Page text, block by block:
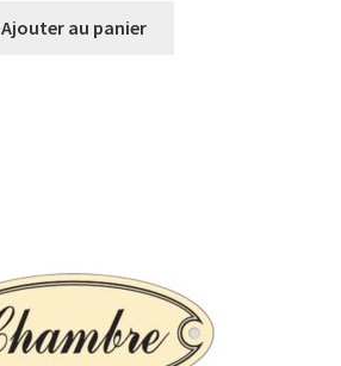
Ajouter au panier